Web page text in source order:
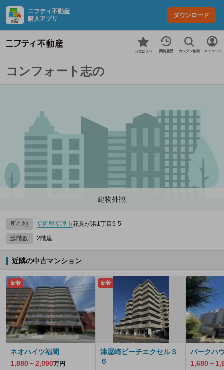
ニフティ不動産
購入アプリ
ダウンロード
お気に入り 閲覧履歴 カンタン検索 マイページ
コンフォート志の
建物外観
所在地 福岡県福津市花見が浜1丁目9-5
総階数 2階建
近隣の中古マンション
新着
ネオハイツ福間
1,880～2,090万円
新着
津屋崎ビーチエクセル３
６
パークハ
1,680～